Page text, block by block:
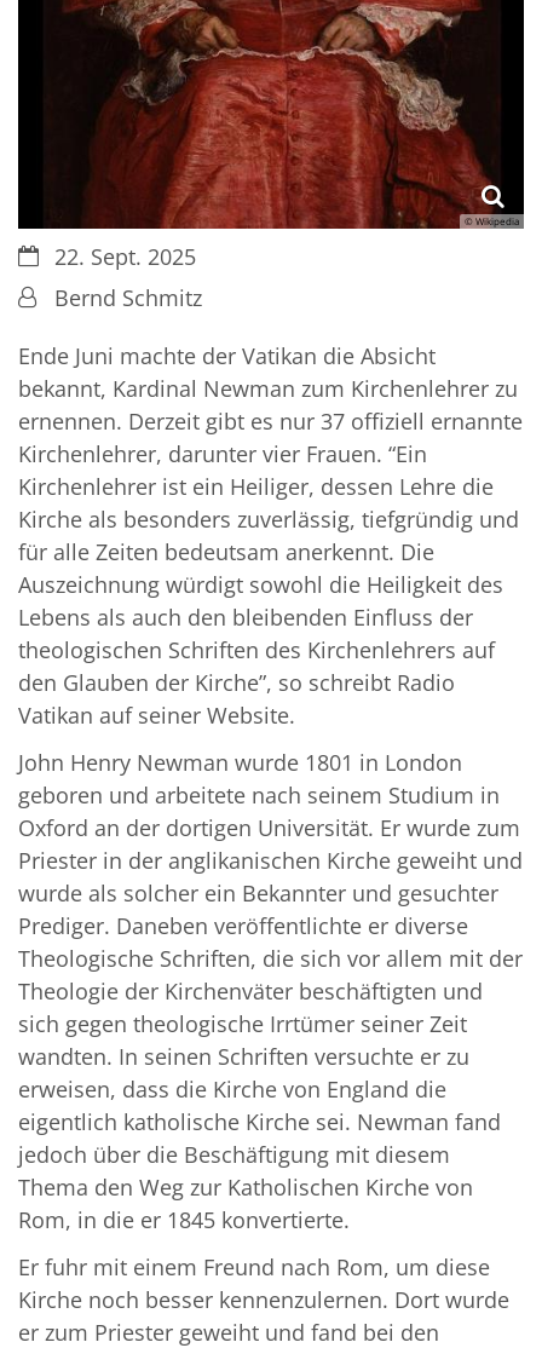
© Wikipedia
Datum:22. Sept. 2025
Von:Bernd Schmitz
Ende Juni machte der Vatikan die Absicht
bekannt, Kardinal Newman zum Kirchenlehrer zu
ernennen. Derzeit gibt es nur 37 offiziell ernannte
Kirchenlehrer, darunter vier Frauen. “Ein
Kirchenlehrer ist ein Heiliger, dessen Lehre die
Kirche als besonders zuverlässig, tiefgründig und
für alle Zeiten bedeutsam anerkennt. Die
Auszeichnung würdigt sowohl die Heiligkeit des
Lebens als auch den bleibenden Einfluss der
theologischen Schriften des Kirchenlehrers auf
den Glauben der Kirche”, so schreibt Radio
Vatikan auf seiner Website.
John Henry Newman wurde 1801 in London
geboren und arbeitete nach seinem Studium in
Oxford an der dortigen Universität. Er wurde zum
Priester in der anglikanischen Kirche geweiht und
wurde als solcher ein Bekannter und gesuchter
Prediger. Daneben veröffentlichte er diverse
Theologische Schriften, die sich vor allem mit der
Theologie der Kirchenväter beschäftigten und
sich gegen theologische Irrtümer seiner Zeit
wandten. In seinen Schriften versuchte er zu
erweisen, dass die Kirche von England die
eigentlich katholische Kirche sei. Newman fand
jedoch über die Beschäftigung mit diesem
Thema den Weg zur Katholischen Kirche von
Rom, in die er 1845 konvertierte.
Er fuhr mit einem Freund nach Rom, um diese
Kirche noch besser kennenzulernen. Dort wurde
er zum Priester geweiht und fand bei den